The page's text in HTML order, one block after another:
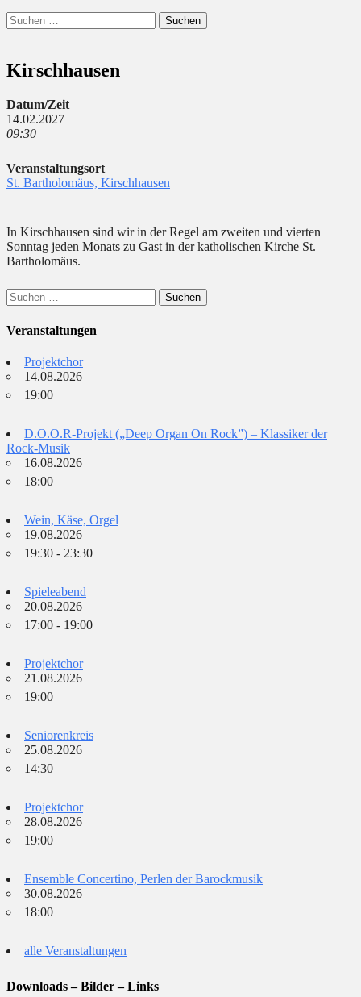
Suchen
Suchen
nach:
Kirschhausen
Datum/Zeit
14.02.2027
09:30
Veranstaltungsort
St. Bartholomäus, Kirschhausen
In Kirschhausen sind wir in der Regel am zweiten und vierten
Sonntag jeden Monats zu Gast in der katholischen Kirche St.
Bartholomäus.
Suchen
nach:
Veranstaltungen
Projektchor
14.08.2026
19:00
D.O.O.R-Projekt („Deep Organ On Rock”) – Klassiker der
Rock-Musik
16.08.2026
18:00
Wein, Käse, Orgel
19.08.2026
19:30 - 23:30
Spieleabend
20.08.2026
17:00 - 19:00
Projektchor
21.08.2026
19:00
Seniorenkreis
25.08.2026
14:30
Projektchor
28.08.2026
19:00
Ensemble Concertino, Perlen der Barockmusik
30.08.2026
18:00
alle Veranstaltungen
Downloads – Bilder – Links